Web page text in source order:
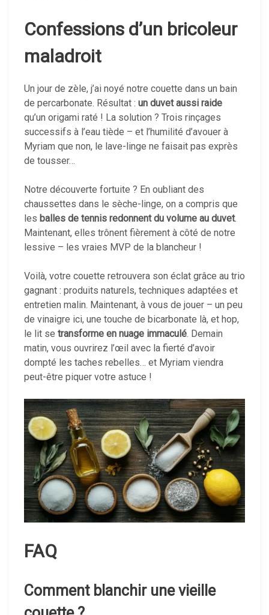
Confessions d’un bricoleur
maladroit
Un jour de zèle, j’ai noyé notre couette dans un bain
de percarbonate. Résultat : un duvet aussi raide
qu’un origami raté ! La solution ? Trois rinçages
successifs à l’eau tiède – et l’humilité d’avouer à
Myriam que non, le lave-linge ne faisait pas exprès
de tousser…
Notre découverte fortuite ? En oubliant des
chaussettes dans le sèche-linge, on a compris que
les balles de tennis redonnent du volume au duvet.
Maintenant, elles trônent fièrement à côté de notre
lessive – les vraies MVP de la blancheur !
Voilà, votre couette retrouvera son éclat grâce au trio
gagnant : produits naturels, techniques adaptées et
entretien malin. Maintenant, à vous de jouer – un peu
de vinaigre ici, une touche de bicarbonate là, et hop,
le lit se transforme en nuage immaculé. Demain
matin, vous ouvrirez l’œil avec la fierté d’avoir
dompté les taches rebelles… et Myriam viendra
peut-être piquer votre astuce !
FAQ
Comment blanchir une vieille